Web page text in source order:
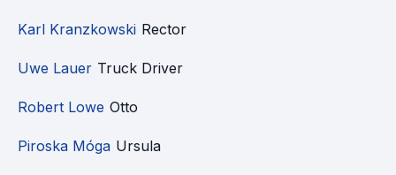
Karl Kranzkowski Rector
Uwe Lauer Truck Driver
Robert Lowe Otto
Piroska Móga Ursula